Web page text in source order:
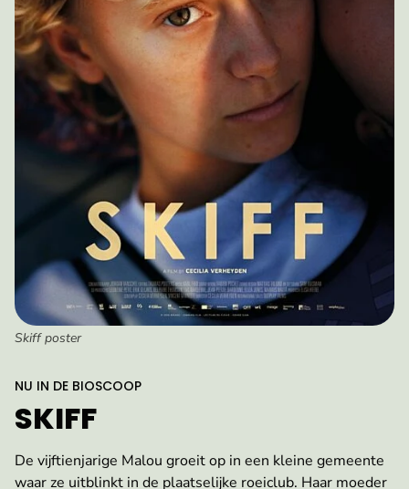
Skiff poster
NU IN DE BIOSCOOP:
SKIFF
De vijftienjarige Malou groeit op in een kleine gemeente
waar ze uitblinkt in de plaatselijke roeiclub. Haar moeder